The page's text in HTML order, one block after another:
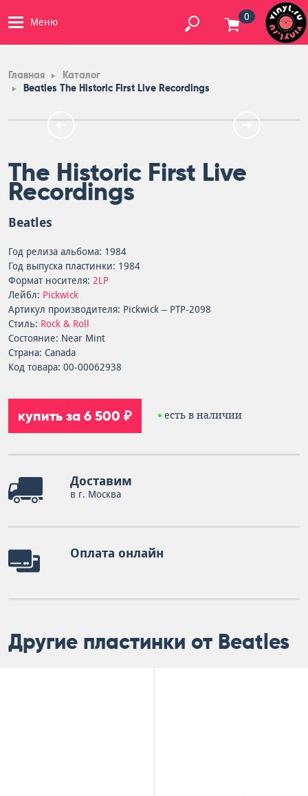
Меню 0
Главная
Каталог
Beatles The Historic First Live Recordings
The Historic First Live
Recordings
Beatles
Год релиза альбома: 1984
Год выпуска пластинки: 1984
Формат носителя: 2LP
Лейбл: Pickwick
Артикул производителя: Pickwick – PTP-2098
Стиль: Rock & Roll
Состояние: Near Mint
Страна: Canada
Код товара: 00-00062938
купить за 6 500 ₽ есть в наличии
Доставим
в г. Москва
Оплата онлайн
Другие пластинки от Beatles